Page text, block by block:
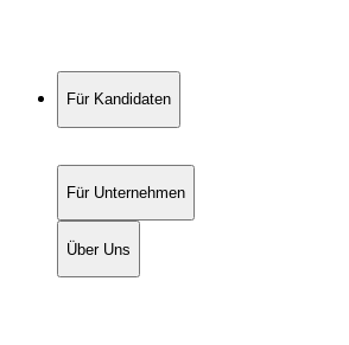
Für Kandidaten
Für Unternehmen
Über Uns